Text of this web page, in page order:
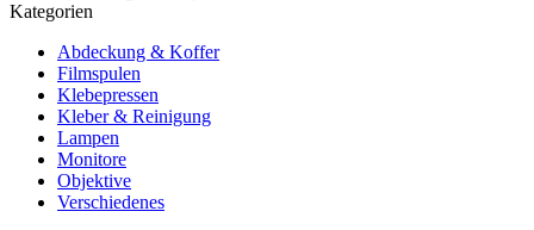
Kategorien
Abdeckung & Koffer
Filmspulen
Klebepressen
Kleber & Reinigung
Lampen
Monitore
Objektive
Verschiedenes